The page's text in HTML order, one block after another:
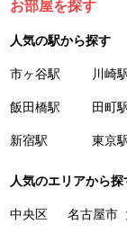
お部屋を探す
人気の駅から探す
市ヶ谷駅 川崎
飯田橋駅 田町
新宿駅 東京
人気のエリアから探
中央区 名古屋市